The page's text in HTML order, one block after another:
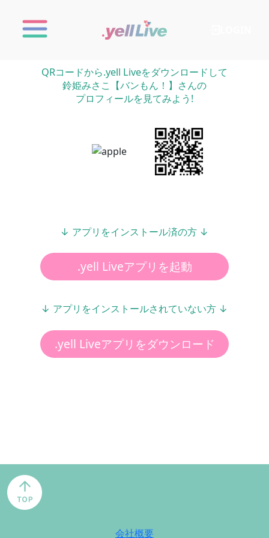
QRコードから.yell Liveをダウンロードして
鈴姫みさこ【バンもん！】さんの
プロフィールを見てみよう!
↓ アプリをインストール済の方 ↓
.yell Liveアプリを起動
↓ アプリをインストールされていない方 ↓
.yell Liveアプリをダウンロード
会社概要